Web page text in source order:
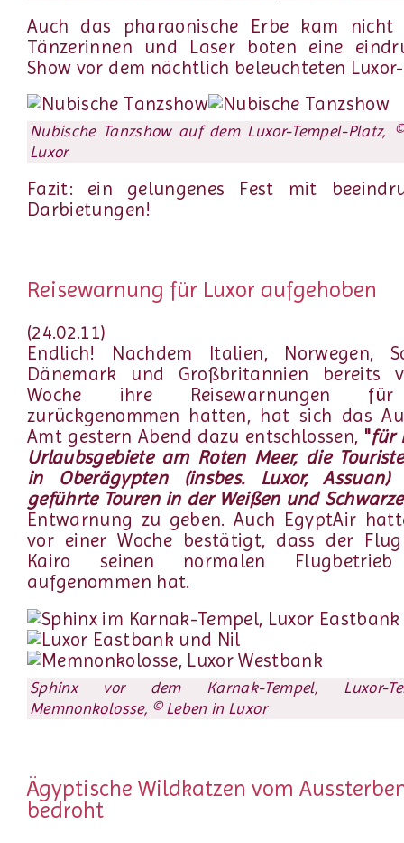
Auch das pharaonische Erbe kam nicht
Tänzerinnen und Laser boten eine
Show vor dem nächtlich beleuchteten
Nubische Tanzshow auf dem Luxor-Tempel-Platz,
Luxor
Fazit: ein gelungenes Fest mit
Darbietungen!
Reisewarnung für Luxor aufgehoben
(24.02.11)
Endlich! Nachdem Italien, Norwegen,
Dänemark und Großbritannien bereits
Woche ihre Reisewarnungen
zurückgenommen hatten, hat sich das
Amt gestern Abend dazu entschlossen, "für
Urlaubsgebiete am Roten Meer, die
in Oberägypten (insbes. Luxor,
geführte Touren in der Weißen und
Entwarnung zu geben. Auch EgyptAir
vor einer Woche bestätigt, dass der
Kairo seinen normalen
aufgenommen hat.
Sphinx vor dem Karnak-Tempel, Luxor-
Memnonkolosse, © Leben in Luxor
Ägyptische Wildkatzen vom
bedroht